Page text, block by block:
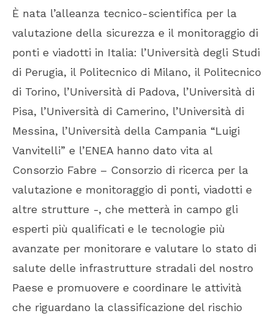
È nata l’alleanza tecnico-scientifica per la
valutazione della sicurezza e il monitoraggio di
ponti e viadotti in Italia: l’Università degli Studi
di Perugia, il Politecnico di Milano, il Politecnico
di Torino, l’Università di Padova, l’Università di
Pisa, l’Università di Camerino, l’Università di
Messina, l’Università della Campania “Luigi
Vanvitelli” e l’ENEA hanno dato vita al
Consorzio Fabre – Consorzio di ricerca per la
valutazione e monitoraggio di ponti, viadotti e
altre strutture -, che metterà in campo gli
esperti più qualificati e le tecnologie più
avanzate per monitorare e valutare lo stato di
salute delle infrastrutture stradali del nostro
Paese e promuovere e coordinare le attività
che riguardano la classificazione del rischio